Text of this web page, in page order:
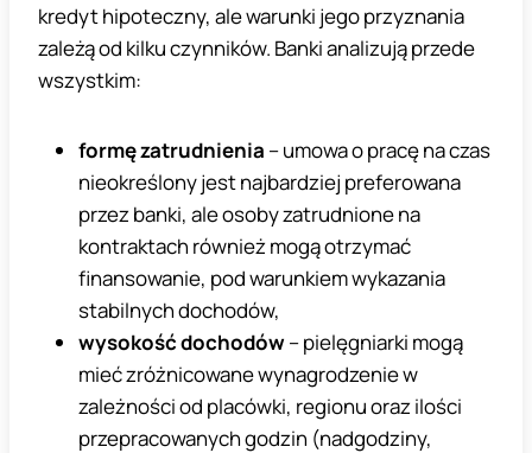
kredyt hipoteczny, ale warunki jego przyznania
zależą od kilku czynników. Banki analizują przede
wszystkim:
formę zatrudnienia – umowa o pracę na czas
nieokreślony jest najbardziej preferowana
przez banki, ale osoby zatrudnione na
kontraktach również mogą otrzymać
finansowanie, pod warunkiem wykazania
stabilnych dochodów,
wysokość dochodów– pielęgniarki mogą
mieć zróżnicowane wynagrodzenie w
zależności od placówki, regionu oraz ilości
przepracowanych godzin (nadgodziny,